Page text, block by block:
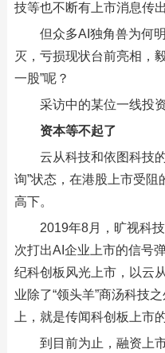
技等也不断有上市消息传出
但众多AI独角兽为何
灭，亏损现状台前亮相，
一股”呢？
采访中的某位一线投
资本等不起了
云从科技和依图科技
询”状态，在港股上市受
高下。
2019年8月，旷视科
次打出AI企业上市的信号
纪科创板风光上市，以云
业除了“领头羊”商汤科技
上，就是传闻科创板上市
到目前为止，融资上